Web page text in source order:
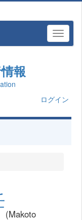
報
ログイン
(Makoto